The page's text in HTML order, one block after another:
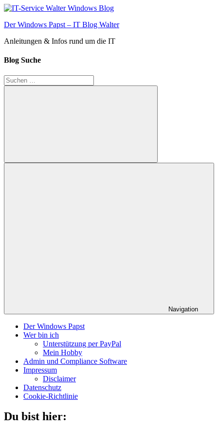
Zum
springen
Der Windows Papst – IT Blog Walter
Anleitungen & Infos rund um die IT
Blog Suche
Suchen
nach:
Suchen
Navigation
Der Windows Papst
Wer bin ich
Unterstützung per PayPal
Mein Hobby
Admin und Compliance Software
Impressum
Disclaimer
Datenschutz
Cookie-Richtlinie
Du bist hier: